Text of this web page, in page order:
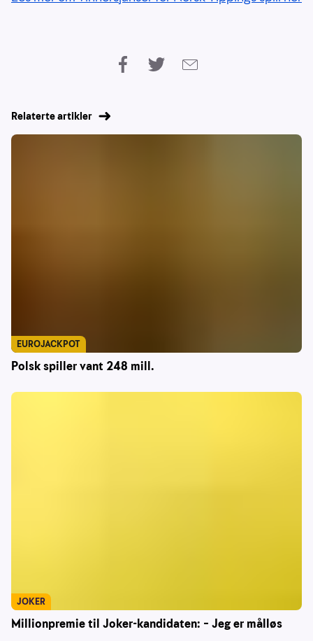
Relaterte artikler
Polsk spiller vant 248 mill.
EUROJACKPOT
Millionpremie til Joker-kandidaten: – Jeg er målløs
JOKER